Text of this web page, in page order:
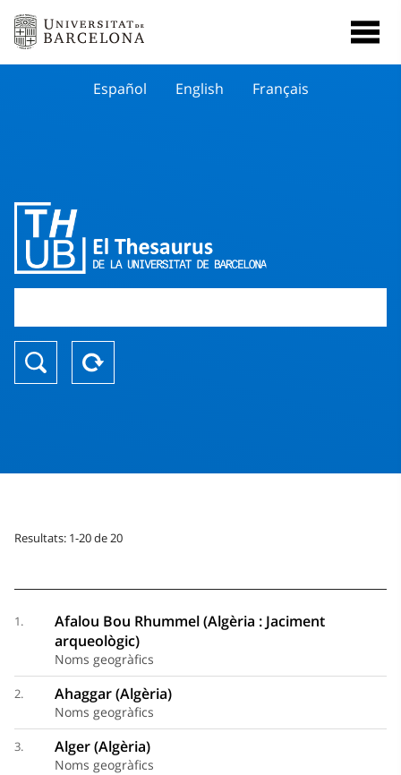
Español English Français
Resultats: 1-20 de 20
1.
Afalou Bou Rhummel (Algèria : Jaciment
arqueològic)
Noms geogràfics
2. Ahaggar (Algèria)
Noms geogràfics
3. Alger (Algèria)
Noms geogràfics